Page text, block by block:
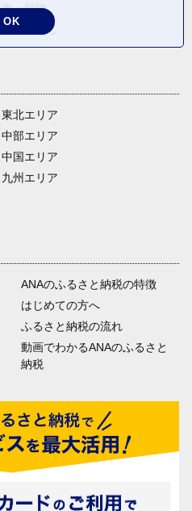
米・穀物
返礼品なし
東北エリア
中部エリア
中国エリア
九州エリア
ANAのふるさと納税の特徴
はじめての方へ
ふるさと納税の流れ
動画でわかるANAのふるさと
納税
OK